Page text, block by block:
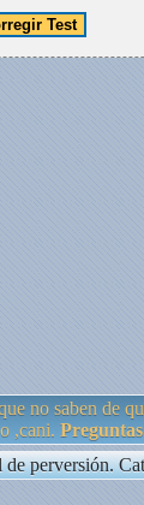
no saben de
,cani.
perversión.